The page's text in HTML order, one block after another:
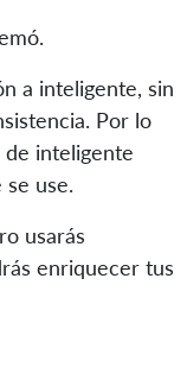
a inteligente, sin
Por lo
inteligente
use.
usarás
enriquecer tus